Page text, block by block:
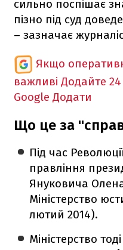
сильно поспішає
пізно під суд
– зазначає
Якщо
важливі Додайте
Google Додати
Що це за
Під час
правління
Януковича
Міністерство
лютий 2014).
Міністерство